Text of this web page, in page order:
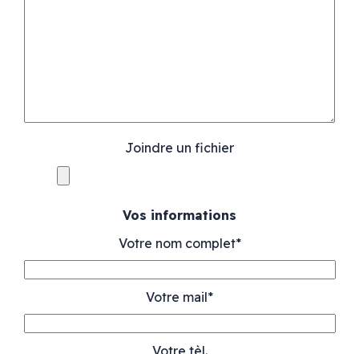
Joindre un fichier
Vos informations
Votre nom complet*
Votre mail*
Votre tèl.